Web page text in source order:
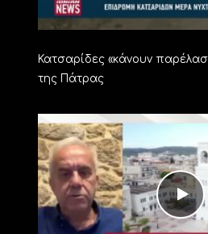
Κατσαρίδες «κάνουν
της Πάτρας